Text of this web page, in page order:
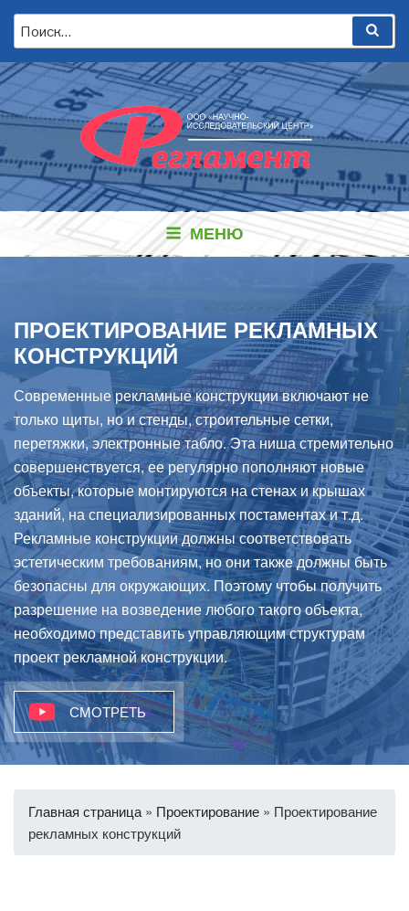
Перейти
содержимому
Искать:
МЕНЮ
ПРОЕКТИРОВАНИЕ РЕКЛАМНЫХ
КОНСТРУКЦИЙ
Современные рекламные конструкции включают не
только щиты, но и стенды, строительные сетки,
перетяжки, электронные табло. Эта ниша стремительно
совершенствуется, ее регулярно пополняют новые
объекты, которые монтируются на стенах и крышах
зданий, на специализированных постаментах и т.д.
Рекламные конструкции должны соответствовать
эстетическим требованиям, но они также должны быть
безопасны для окружающих. Поэтому чтобы получить
разрешение на возведение любого такого объекта,
необходимо представить управляющим структурам
проект рекламной конструкции.
СМОТРЕТЬ
Главная страница » Проектирование » Проектирование
рекламных конструкций